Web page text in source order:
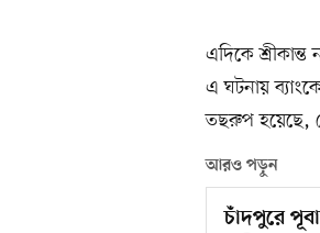
এদিকে
এ ঘটনায়
তছরুপ হয়েছে,
আরও পড়ুন
চাঁদপুরে